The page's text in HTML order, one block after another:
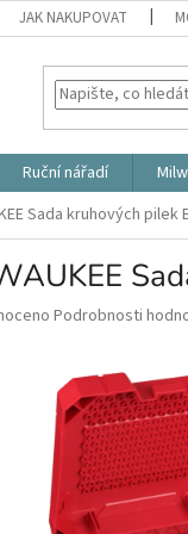
JAK NAKUPOVAT
Ruční nářadí
Sada kruhových pilek
Podrobnosti